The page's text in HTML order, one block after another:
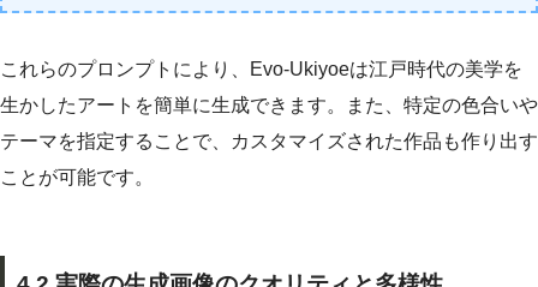
これらのプロンプトにより、Evo-Ukiyoeは江戸時代の美学を
生かしたアートを簡単に生成できます。また、特定の色合いや
テーマを指定することで、カスタマイズされた作品も作り出す
ことが可能です。